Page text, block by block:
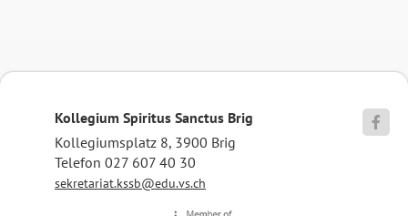
Kollegium Spiritus Sanctus Brig
Kollegiumsplatz 8, 3900 Brig
Telefon 027 607 40 30
sekretariat.kssb@edu.vs.ch
